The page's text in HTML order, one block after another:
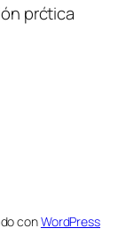
prćtica
conWordPress